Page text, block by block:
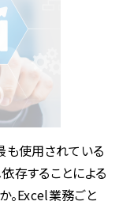
使用されている
存することによる
。Excel業務ごと